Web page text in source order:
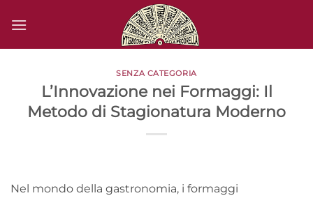
SENZA CATEGORIA
L’Innovazione nei Formaggi: Il
Metodo di Stagionatura Moderno
Nel mondo della gastronomia, i formaggi